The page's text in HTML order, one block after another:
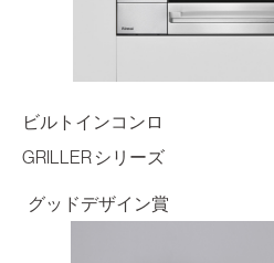
ビルトインコンロ
GRILLER シリーズ
グッドデザイン賞